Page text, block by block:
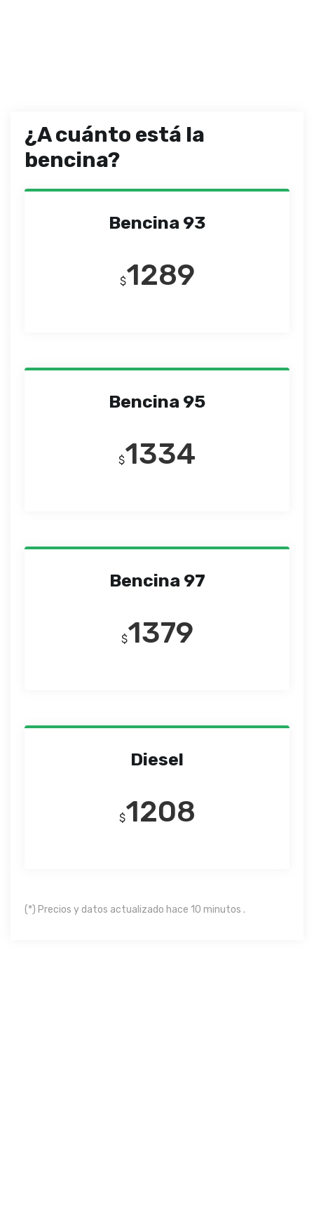
¿A cuánto está la
bencina?
Bencina 93
$1289
Bencina 95
$1334
Bencina 97
$1379
Diesel
$1208
(*) Precios y datos actualizado hace 10 minutos .